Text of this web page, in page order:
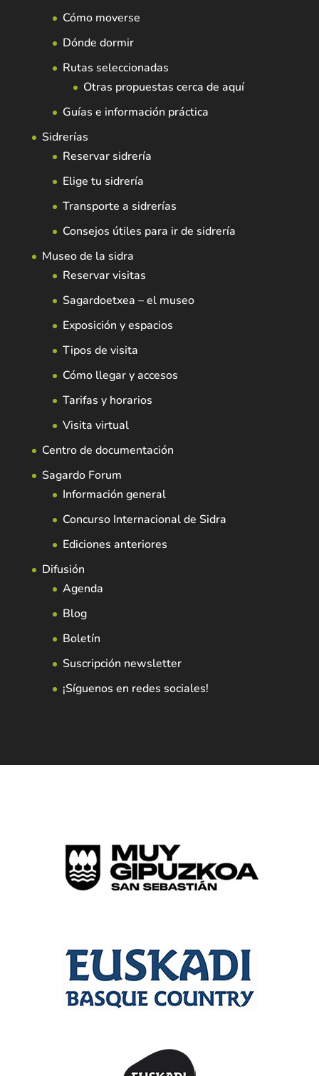
Cómo moverse
Dónde dormir
Rutas seleccionadas
Otras propuestas cerca de aquí
Guías e información práctica
Sidrerías
Reservar sidrería
Elige tu sidrería
Transporte a sidrerías
Consejos útiles para ir de sidrería
Museo de la sidra
Reservar visitas
Sagardoetxea – el museo
Exposición y espacios
Tipos de visita
Cómo llegar y accesos
Tarifas y horarios
Visita virtual
Centro de documentación
Sagardo Forum
Información general
Concurso Internacional de Sidra
Ediciones anteriores
Difusión
Agenda
Blog
Boletín
Suscripción newsletter
¡Síguenos en redes sociales!